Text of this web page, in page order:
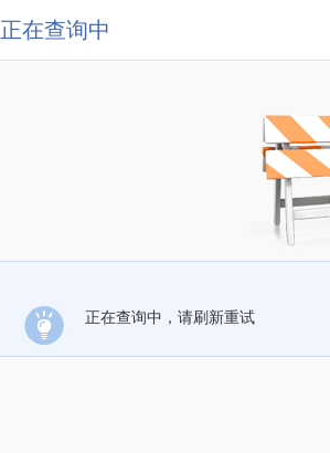
正在查询中
正在查询中，请刷新重试